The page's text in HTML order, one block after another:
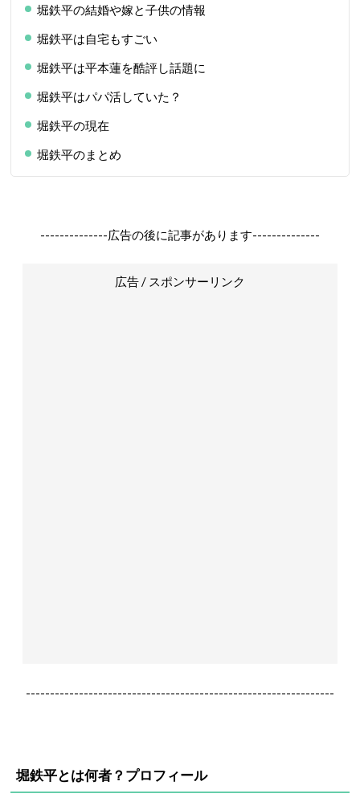
堀鉄平の結婚や嫁と子供の情報
堀鉄平は自宅もすごい
堀鉄平は平本蓮を酷評し話題に
堀鉄平はパパ活していた？
堀鉄平の現在
堀鉄平のまとめ
--------------広告の後に記事があります--------------
広告 / スポンサーリンク
----------------------------------------------------------------
堀鉄平とは何者？プロフィール